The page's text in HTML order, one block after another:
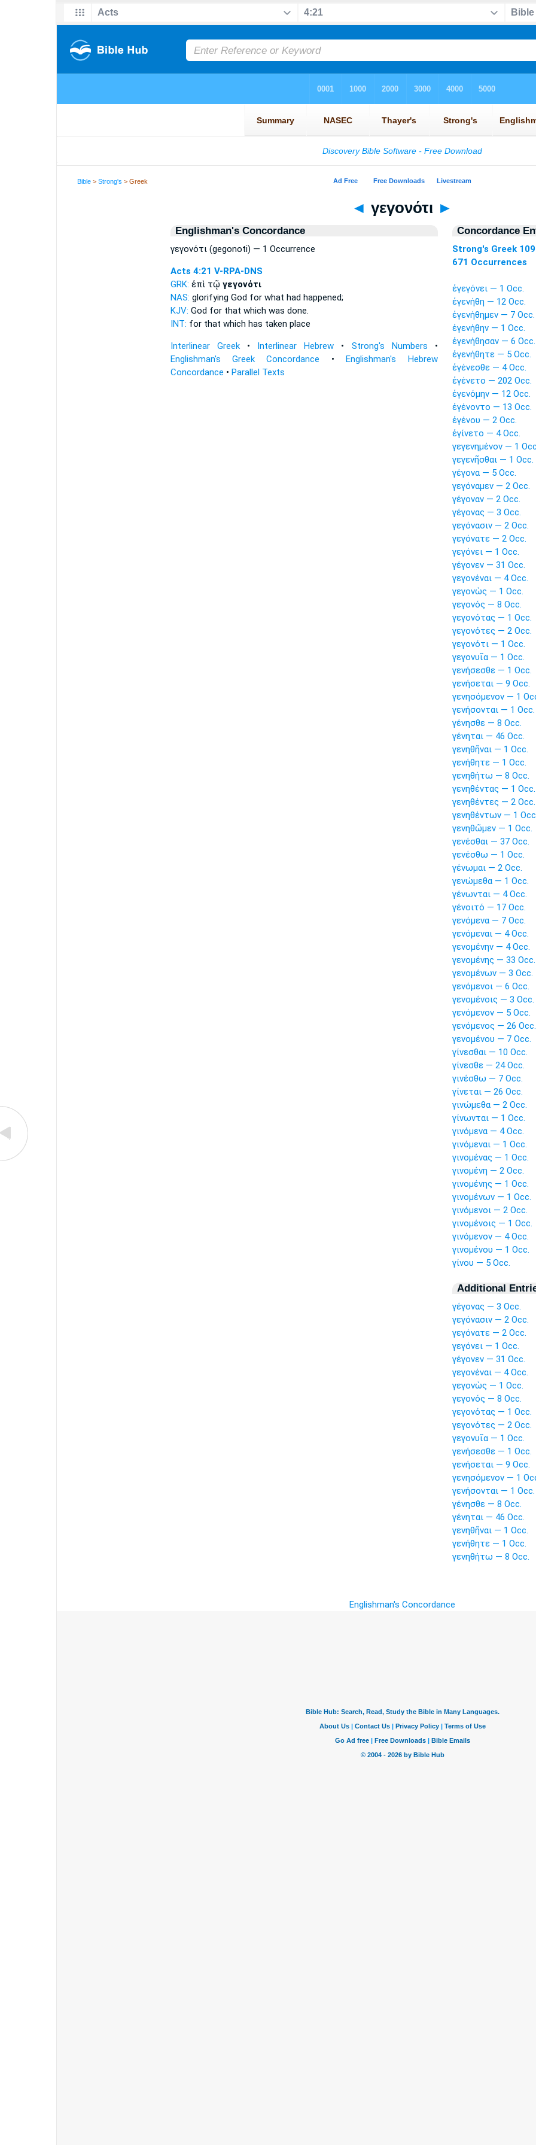
Bible >Strong's > Greek
◄ γεγονότι ►
Englishman's Concordance
γεγονότι (gegonoti) — 1 Occurrence
Acts 4:21 V-RPA-DNS
GRK: ἐπὶ τῷ γεγονότι
NAS: glorifying God for what had happened;
KJV: God for that which was done.
INT: for that which has taken place
Interlinear Greek• Interlinear Hebrew • Strong's Numbers •
Englishman's Greek Concordance •Englishman's Hebrew
Concordance • Parallel Texts
Concordance
Strong's Greek
671 Occurrences
ἐγεγόνει — 1 Occ.
ἐγενήθη — 12 Occ.
ἐγενήθημεν — 7 Occ.
ἐγενήθην — 1 Occ.
ἐγενήθησαν — 6 Occ.
ἐγενήθητε — 5 Occ.
ἐγένεσθε — 4 Occ.
ἐγένετο — 202 Occ.
ἐγενόμην — 12 Occ.
ἐγένοντο — 13 Occ.
ἐγένου — 2 Occ.
ἐγίνετο — 4 Occ.
γεγενημένον — 1
γεγενῆσθαι — 1 Occ.
γέγονα — 5 Occ.
γεγόναμεν — 2 Occ.
γέγοναν — 2 Occ.
γέγονας — 3 Occ.
γεγόνασιν — 2 Occ.
γεγόνατε — 2 Occ.
γεγόνει — 1 Occ.
γέγονεν — 31 Occ.
γεγονέναι — 4 Occ.
γεγονὼς — 1 Occ.
γεγονός — 8 Occ.
γεγονότας — 1 Occ.
γεγονότες — 2 Occ.
γεγονότι — 1 Occ.
γεγονυῖα — 1 Occ.
γενήσεσθε — 1 Occ.
γενήσεται — 9 Occ.
γενησόμενον — 1
γενήσονται — 1 Occ.
γένησθε — 8 Occ.
γένηται — 46 Occ.
γενηθῆναι — 1 Occ.
γενήθητε — 1 Occ.
γενηθήτω — 8 Occ.
γενηθέντας — 1 Occ.
γενηθέντες — 2 Occ.
γενηθέντων — 1
γενηθῶμεν — 1 Occ.
γενέσθαι — 37 Occ.
γενέσθω — 1 Occ.
γένωμαι — 2 Occ.
γενώμεθα — 1 Occ.
γένωνται — 4 Occ.
γένοιτό — 17 Occ.
γενόμενα — 7 Occ.
γενόμεναι — 4 Occ.
γενομένην — 4 Occ.
γενομένης — 33 Occ.
γενομένων — 3 Occ.
γενόμενοι — 6 Occ.
γενομένοις — 3 Occ.
γενόμενον — 5 Occ.
γενόμενος — 26 Occ.
γενομένου — 7 Occ.
γίνεσθαι — 10 Occ.
γίνεσθε — 24 Occ.
γινέσθω — 7 Occ.
γίνεται — 26 Occ.
γινώμεθα — 2 Occ.
γίνωνται — 1 Occ.
γινόμενα — 4 Occ.
γινόμεναι — 1 Occ.
γινομένας — 1 Occ.
γινομένη — 2 Occ.
γινομένης — 1 Occ.
γινομένων — 1 Occ.
γινόμενοι — 2 Occ.
γινομένοις — 1 Occ.
γινόμενον — 4 Occ.
γινομένου — 1 Occ.
γίνου — 5 Occ.
Additional
γέγονας — 3 Occ.
γεγόνασιν — 2 Occ.
γεγόνατε — 2 Occ.
γεγόνει — 1 Occ.
γέγονεν — 31 Occ.
γεγονέναι — 4 Occ.
γεγονὼς — 1 Occ.
γεγονός — 8 Occ.
γεγονότας — 1 Occ.
γεγονότες — 2 Occ.
γεγονυῖα — 1 Occ.
γενήσεσθε — 1 Occ.
γενήσεται — 9 Occ.
γενησόμενον — 1
γενήσονται — 1 Occ.
γένησθε — 8 Occ.
γένηται — 46 Occ.
γενηθῆναι — 1 Occ.
γενήθητε — 1 Occ.
γενηθήτω — 8 Occ.
Englishman's Concordance